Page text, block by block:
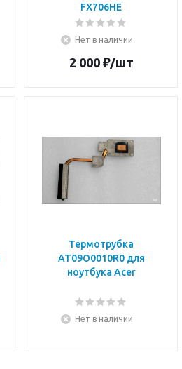
FX706HE
Нет в наличии
2 000₽/шт
Термотрубка
AT09O0010R0 для
ноутбука Acer
Нет в наличии